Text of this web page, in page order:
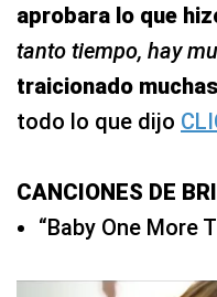
aprobara lo que
tanto tiempo, hay
traicionado
todo lo que dijo
CANCIONES DE
“Baby One More